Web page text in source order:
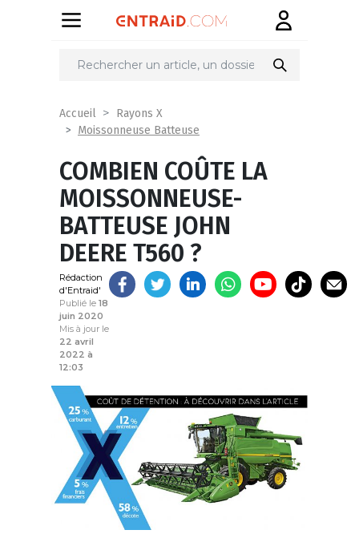
Partager
Accueil
Rayons X
Moissonneuse Batteuse
COMBIEN COÛTE LA
MOISSONNEUSE-
BATTEUSE JOHN
DEERE T560 ?
Rédaction
d'Entraid'
Publié le 18
juin 2020
Mis à jour le
22 avril
2022 à
12:03